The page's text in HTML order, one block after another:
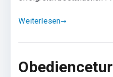
Weiterlesen